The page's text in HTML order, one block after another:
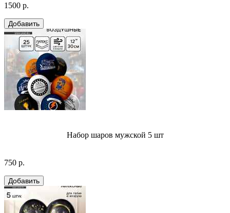
1500 р.
Набор шаров мужской 5 шт
750 р.